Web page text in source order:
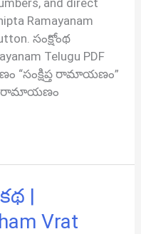
Ramayanam
సంక్షోంథ
Telugu PDF
“సంక్షిప్త రామాయణం”
రామాయణం
|
Vrat